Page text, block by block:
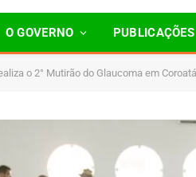
O GOVERNO PUBLICAÇÕES
o 2° Mutirão do Glaucoma em